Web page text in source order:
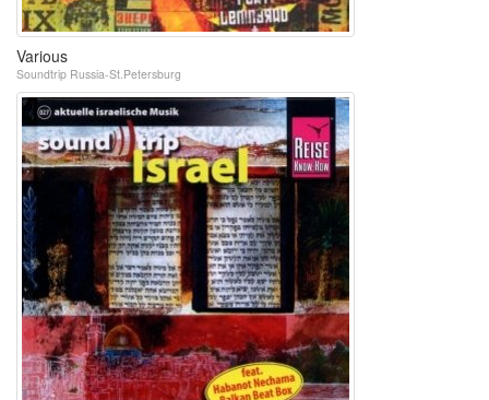
Various
Soundtrip Russia-St.Petersburg